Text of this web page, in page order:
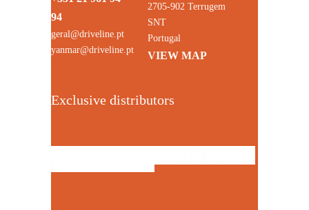
94
geral@driveline.pt
yanmar@driveline.pt
2705-902 Terrugem
SNT
Portugal
VIEW MAP
Exclusive distributors